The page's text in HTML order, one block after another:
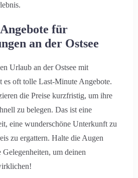
für
an der Ostsee
Urlaub an der Ostsee mit
es oft tolle Last-Minute Angebote.
die Preise kurzfristig, um ihre
zu belegen. Das ist eine
eine wunderschöne Unterkunft zu
zu ergattern. Halte die Augen
um deinen